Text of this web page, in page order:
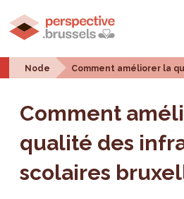
Node Comment améliorer la
Comment
qualité des
scolaires